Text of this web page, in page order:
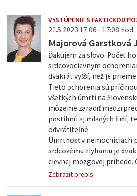
VYSTÚPENIE S FAKTICKOU
23.5.2023 17:06 - 17:08 hod.
Majorová Garstková
Ďakujem za slovo. Počet
srdcovocievnym
dvakrát vyšší, než je
Tieto ochorenia sú
všetkých úmrtí na
môžeme zaradiť medzi
postihnú aj mladých ľudí,
odvrátiteľné.
Úmrtnosť v nemocniciach
srdcovému zlyhaniu je
cievnej mozgovej príhode.
Zobrazit prepis